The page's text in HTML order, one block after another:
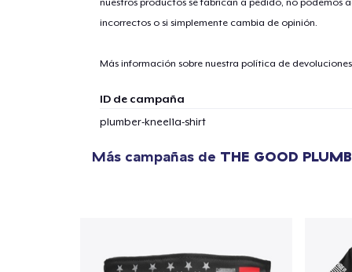
nuestros productos se fabrican a pedido, no podemos
incorrectos o si simplemente cambia de opinión.
Más información sobre nuestra política de devoluciones
ID de campaña
plumber-kneel1a-shirt
Más campañas de THE GOOD